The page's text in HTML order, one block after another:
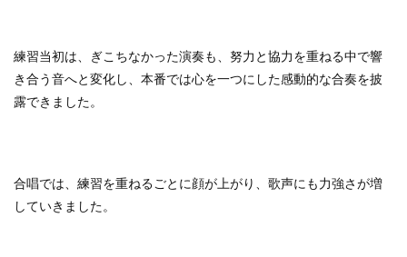
練習当初は、ぎこちなかった演奏も、努力と協力を重ねる中で響
き合う音へと変化し、本番では心を一つにした感動的な合奏を披
露できました。
合唱では、練習を重ねるごとに顔が上がり、歌声にも力強さが増
していきました。